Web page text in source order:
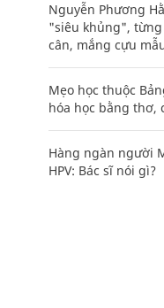
Nguyễn Phương
"siêu khủng",
cân, mắng cựu
Mẹo học thuộc
hóa học bằng thơ,
Hàng ngàn người
HPV: Bác sĩ nói gì?